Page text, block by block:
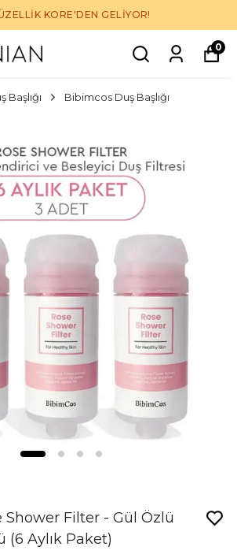
KORE'DEN GELİYOR!
0
Başlığı Bibimcos Duş Başlığı
Shower Filter - Gül Özlü
(6 Aylık Paket)